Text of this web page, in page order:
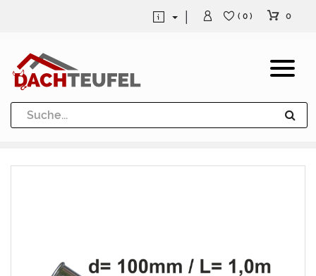
Dachrinne und Fallrohre
Werkzeuge und Löttechnik
( 0 ) 0